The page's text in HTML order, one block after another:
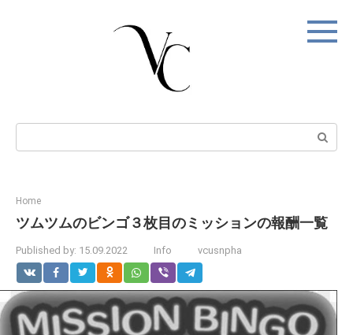
Search:
Home
ツムツムのビンゴ３枚目のミッションの報酬一覧
Published by: 15.09.2022 Info vcusnpha